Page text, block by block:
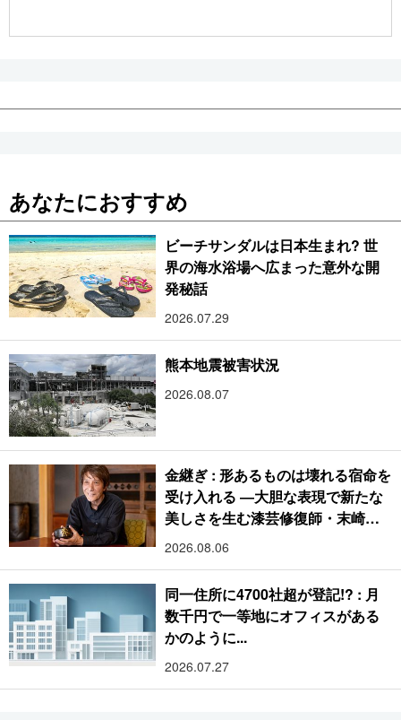
あなたにおすすめ
ビーチサンダルは日本生まれ? 世
界の海水浴場へ広まった意外な開
発秘話
2026.07.29
熊本地震被害状況
2026.08.07
金継ぎ : 形あるものは壊れる宿命を
受け入れる ―大胆な表現で新たな
美しさを生む漆芸修復師・末崎広
樹
2026.08.06
同一住所に4700社超が登記!? : 月
数千円で一等地にオフィスがある
かのように...
2026.07.27